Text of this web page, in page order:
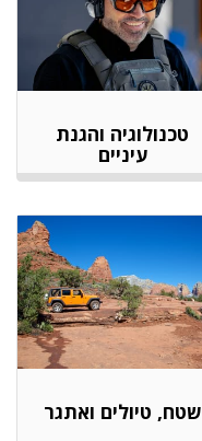
טכנולוגיה והגנת
עיניים
שטח, טיולים ואתגר